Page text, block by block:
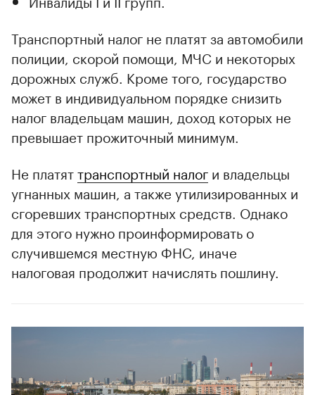
Транспортный налог не платят за автомобили
полиции, скорой помощи, МЧС и некоторых
дорожных служб. Кроме того, государство
может в индивидуальном порядке снизить
налог владельцам машин, доход которых не
превышает прожиточный минимум.
Не платяттранспортный налог и владельцы
угнанных машин, а также утилизированных и
сгоревших транспортных средств. Однако
для этого нужно проинформировать о
случившемся местную ФНС, иначе
налоговая продолжит начислять пошлину.